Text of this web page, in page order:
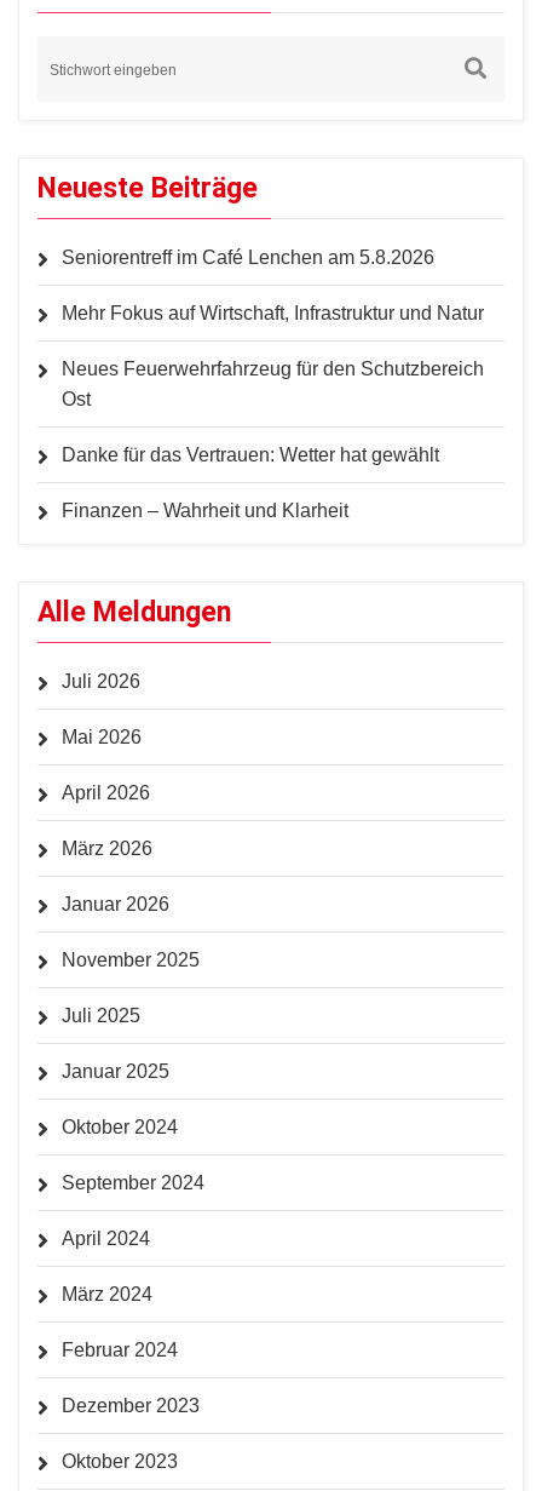
Neueste Beiträge
Seniorentreff im Café Lenchen am 5.8.2026
Mehr Fokus auf Wirtschaft, Infrastruktur und Natur
Neues Feuerwehrfahrzeug für den Schutzbereich
Ost
Danke für das Vertrauen: Wetter hat gewählt
Finanzen – Wahrheit und Klarheit
Alle Meldungen
Juli 2026
Mai 2026
April 2026
März 2026
Januar 2026
November 2025
Juli 2025
Januar 2025
Oktober 2024
September 2024
April 2024
März 2024
Februar 2024
Dezember 2023
Oktober 2023